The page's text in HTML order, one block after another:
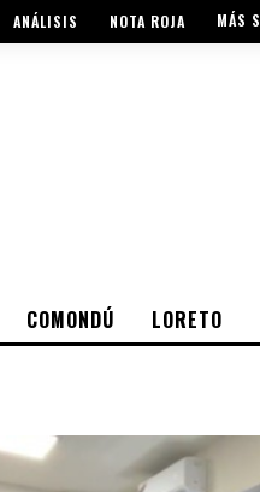
ANÁLISIS NOTA ROJA MÁS
COMONDÚ LORETO